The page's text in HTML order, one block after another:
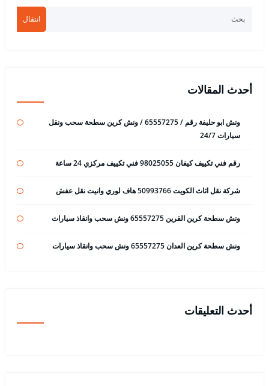
انتقال
أحدث المقالات
ونش ابو حليفة رقم / 65557275 / ونش كرين سطحة سحب ونقل
سيارات 24/7
رقم فني تكييف كيفان 98025055 فني تكييف مركزي 24 ساعة
شركة نقل اثاث الكويت 50993766 هاف لوري وانيت نقل عفش
ونش سطحة كرين القرين 65557275 ونش سحب وانقاذ سيارات
ونش سطحة كرين العدان 65557275 ونش سحب وانقاذ سيارات
أحدث التعليقات